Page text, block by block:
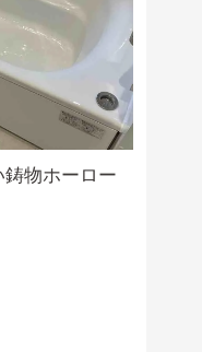
鋳物ホーロー